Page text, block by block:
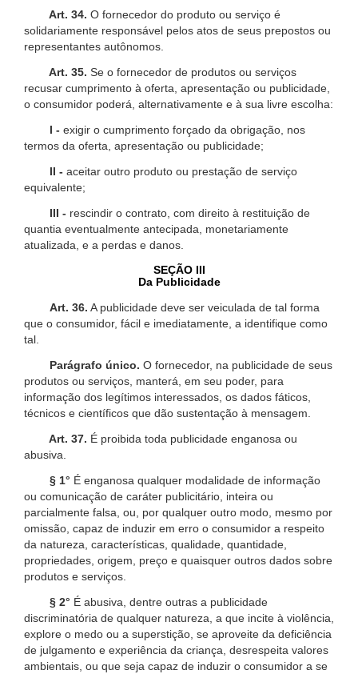
Art. 34. O fornecedor do produto ou serviço é
solidariamente responsável pelos atos de seus prepostos ou
representantes autônomos.
Art. 35. Se o fornecedor de produtos ou serviços
recusar cumprimento à oferta, apresentação ou publicidade,
o consumidor poderá, alternativamente e à sua livre escolha:
I - exigir o cumprimento forçado da obrigação, nos
termos da oferta, apresentação ou publicidade;
II - aceitar outro produto ou prestação de serviço
equivalente;
III - rescindir o contrato, com direito à restituição de
quantia eventualmente antecipada, monetariamente
atualizada, e a perdas e danos.
SEÇÃO III
Da Publicidade
Art. 36. A publicidade deve ser veiculada de tal forma
que o consumidor, fácil e imediatamente, a identifique como
tal.
Parágrafo único. O fornecedor, na publicidade de seus
produtos ou serviços, manterá, em seu poder, para
informação dos legítimos interessados, os dados fáticos,
técnicos e científicos que dão sustentação à mensagem.
Art. 37. É proibida toda publicidade enganosa ou
abusiva.
§ 1° É enganosa qualquer modalidade de informação
ou comunicação de caráter publicitário, inteira ou
parcialmente falsa, ou, por qualquer outro modo, mesmo por
omissão, capaz de induzir em erro o consumidor a respeito
da natureza, características, qualidade, quantidade,
propriedades, origem, preço e quaisquer outros dados sobre
produtos e serviços.
§ 2° É abusiva, dentre outras a publicidade
discriminatória de qualquer natureza, a que incite à violência,
explore o medo ou a superstição, se aproveite da deficiência
de julgamento e experiência da criança, desrespeita valores
ambientais, ou que seja capaz de induzir o consumidor a se